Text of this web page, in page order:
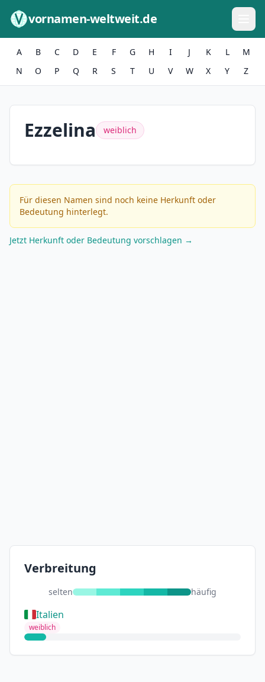
vornamen-weltweit.de
A B C D E F G H I J K L
M
N
O P Q R S T U V W X Y Z
Ezzelina weiblich
Für diesen Namen sind noch keine Herkunft oder
Bedeutung hinterlegt.
Jetzt Herkunft oder Bedeutung vorschlagen →
Verbreitung
selten häufig
Italien
weiblich